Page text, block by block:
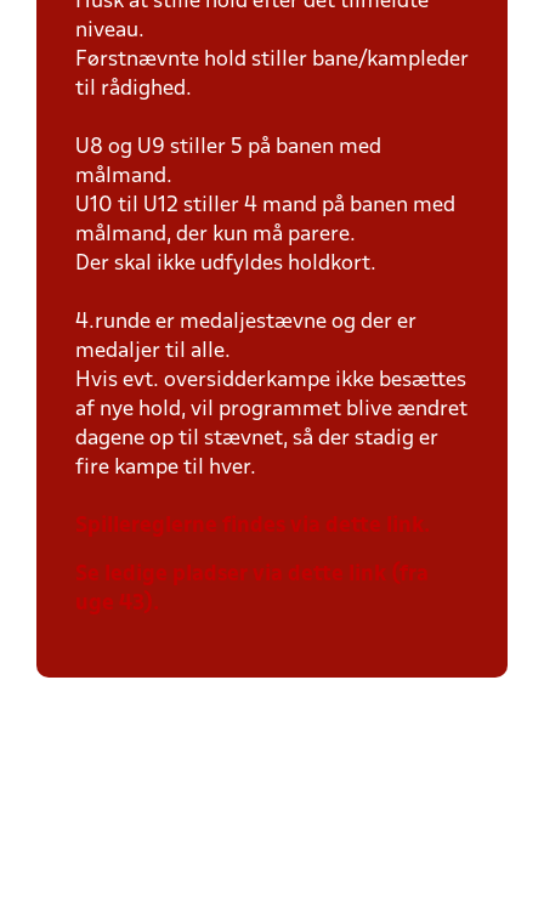
niveau.
Førstnævnte hold stiller bane/kampleder
til rådighed.
U8 og U9 stiller 5 på banen med
målmand.
U10 til U12 stiller 4 mand på banen med
målmand, der kun må parere.
Der skal ikke udfyldes holdkort.
4.runde er medaljestævne og der er
medaljer til alle.
Hvis evt. oversidderkampe ikke besættes
af nye hold, vil programmet blive ændret
dagene op til stævnet, så der stadig er
fire kampe til hver.
Spillereglerne findes via dette link.
Se ledige pladser via dette link (fra
uge 43).